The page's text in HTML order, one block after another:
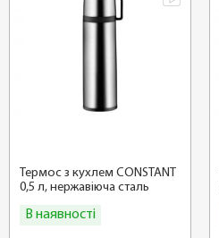
Термос з кухлем CONSTANT
0,5 л, нержавіюча сталь
В наявності